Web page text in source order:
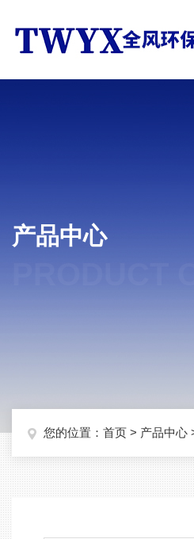
产品中心
您的位置： 首页 > 产品中心